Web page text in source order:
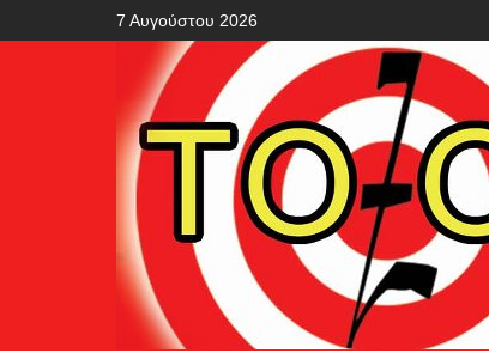
7 Αυγούστου 2026